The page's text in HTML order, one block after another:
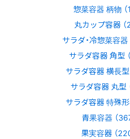
惣菜容器 柄物 （
丸カップ容器 （
サラダ・冷惣菜容器
サラダ容器 角型
サラダ容器 横長型
サラダ容器 丸型
サラダ容器 特殊形
青果容器 （
果実容器 （